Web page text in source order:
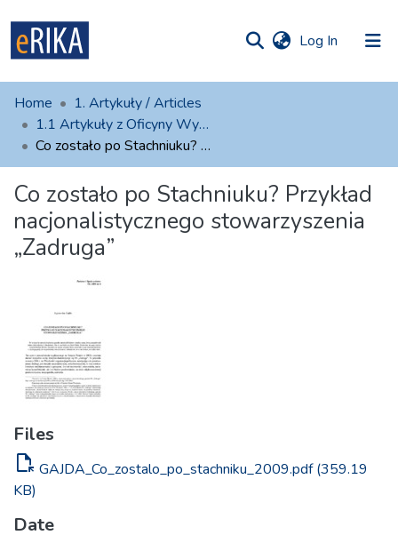
Log In (current)
UAFM
Information
Help
Contact
Home
1. Artykuły / Articles
1.1 Artykuły z Oficyny Wydawniczej AFM
Co zostało po Stachniuku? Przykład nacjonalistycznego stowarzyszenia „Zadruga”
Co zostało po Stachniuku? Przykład
nacjonalistycznego stowarzyszenia
„Zadruga”
Files
file_open GAJDA_Co_zostalo_po_stachniku_2009.pdf(359.19
KB)
Date